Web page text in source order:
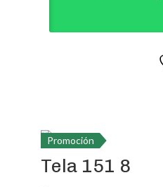
Promoción
Tela 151 8